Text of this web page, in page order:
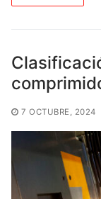
7 OCTUBRE, 2024